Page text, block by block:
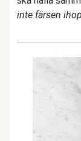
inte färsen